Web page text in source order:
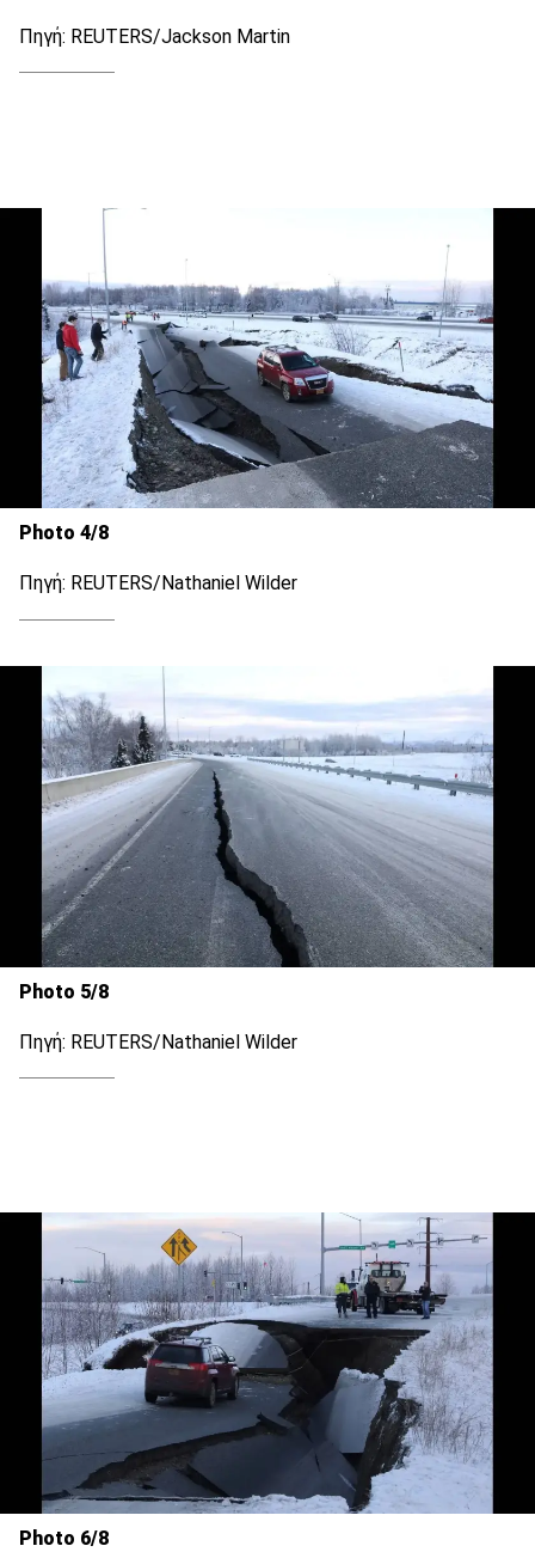
Πηγή: REUTERS/Jackson Martin
Photo 4/8
Πηγή: REUTERS/Nathaniel Wilder
Photo 5/8
Πηγή: REUTERS/Nathaniel Wilder
Photo 6/8